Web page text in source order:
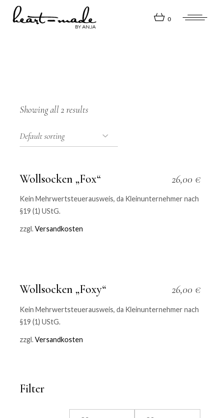
0
Showing all 2 results
Wollsocken „Fox“ 26,00 €
Kein Mehrwertsteuerausweis, da Kleinunternehmer nach
§19 (1) UStG.
zzgl.Versandkosten
Wollsocken „Foxy“ 26,00 €
Kein Mehrwertsteuerausweis, da Kleinunternehmer nach
§19 (1) UStG.
zzgl.Versandkosten
Filter